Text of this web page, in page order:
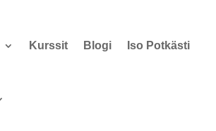
Kurssit Blogi Iso Potkästi